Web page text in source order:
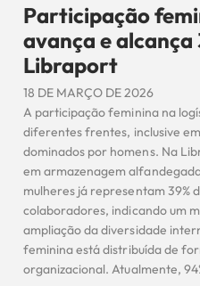
Participação
avança e alcança
Libraport
18 DE MARÇO DE 2026
A participação feminina na
diferentes frentes, inclusive
dominados por homens. Na
em armazenagem
mulheres já representam 39%
colaboradores, indicando um
ampliação da diversidade
feminina está distribuída de
organizacional. Atualmente,